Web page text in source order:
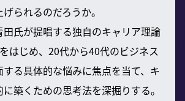
られるのだろうか。
氏が提唱する独自のキャリア理論
をはじめ、20代から40代のビジネス
る具体的な悩みに焦点を当て、キ
築くための思考法を深掘りする。